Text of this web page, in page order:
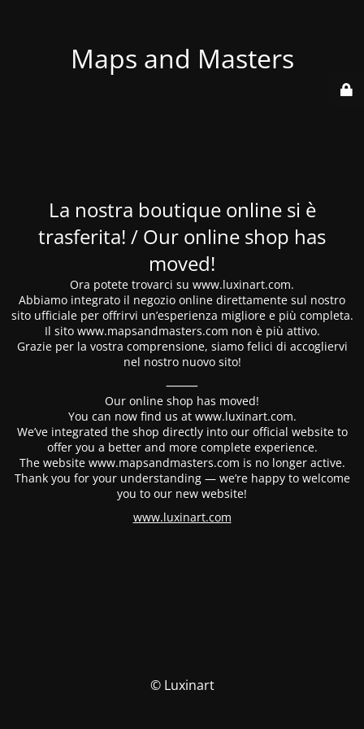
Maps and Masters
La nostra boutique online si è
trasferita! / Our online shop has
moved!
Ora potete trovarci su www.luxinart.com.
Abbiamo integrato il negozio online direttamente sul nostro
sito ufficiale per offrirvi un’esperienza migliore e più completa.
Il sito www.mapsandmasters.com non è più attivo.
Grazie per la vostra comprensione, siamo felici di accogliervi
nel nostro nuovo sito!
⸻
Our online shop has moved!
You can now find us at www.luxinart.com.
We’ve integrated the shop directly into our official website to
offer you a better and more complete experience.
The website www.mapsandmasters.com is no longer active.
Thank you for your understanding — we’re happy to welcome
you to our new website!
www.luxinart.com
© Luxinart